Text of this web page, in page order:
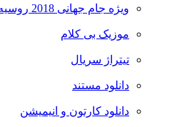
ویژه جام جهانی 2018 روسیه
موزیک بی کلام
تیتراژ سریال
دانلود مستند
دانلود کارتون و انیمیشن